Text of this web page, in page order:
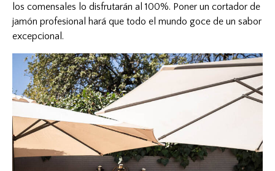
los comensales lo disfrutarán al 100%. Poner un cortador de
jamón profesional hará que todo el mundo goce de un sabor
excepcional.